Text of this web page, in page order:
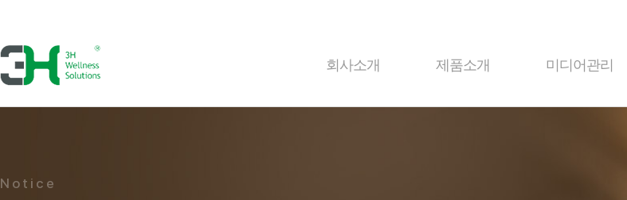
회사소개 제품소개 미디어관리
Notice